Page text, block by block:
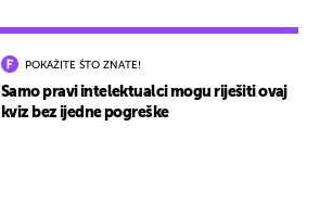
POKAŽITE ŠTO ZNATE!
Samo pravi intelektualci mogu riješiti ovaj
kviz bez ijedne pogreške